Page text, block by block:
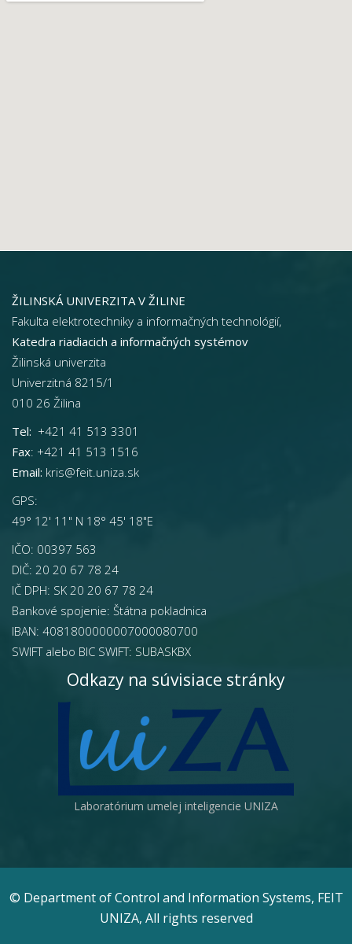
ŽILINSKÁ UNIVERZITA V ŽILINE
Fakulta elektrotechniky a informačných technológií,
Katedra riadiacich a informačných systémov
Žilinská univerzita
Univerzitná 8215/1
010 26 Žilina
Tel: +421 41 513 3301
Fax: +421 41 513 1516
Email: kris@feit.uniza.sk
GPS:
49° 12' 11" N 18° 45' 18"E
IČO: 00397 563
DIČ: 20 20 67 78 24
IČ DPH: SK 20 20 67 78 24
Bankové spojenie: Štátna pokladnica
IBAN: 4081800000007000080700
SWIFT alebo BIC SWIFT: SUBASKBX
Odkazy na súvisiace stránky
Laboratórium umelej inteligencie UNIZA
© Department of Control and Information Systems, FEIT
UNIZA, All rights reserved